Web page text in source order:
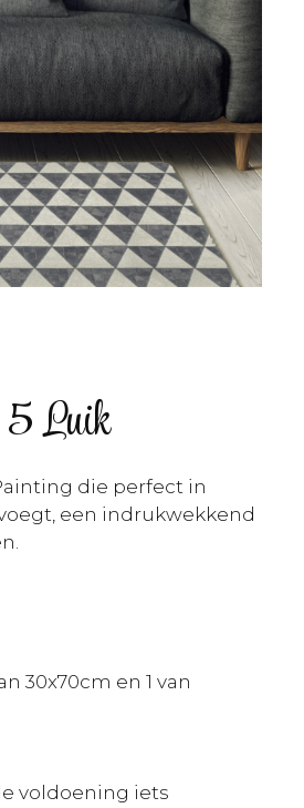
Luik
die perfect in
een indrukwekkend
30x70cm en 1 van
voldoening iets